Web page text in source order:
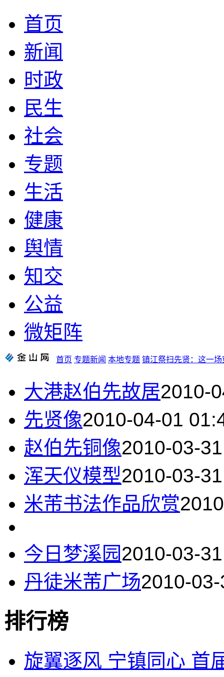
首页
新闻
时政
民生
社会
专题
生活
健康
舆情
知交
公益
微矩阵
首页 专题新闻 本地专题 镇江祭扫先贤：这一
大港赵伯先故居2010-
先贤像2010-04-01
赵伯先铜像2010-03-
浑天仪模型2010-03-
米芾书法作品欣赏
今日梦溪园2010-03-
丹徒米芾广场2010-
排行榜
旋翼逐风 宁镇同心 首